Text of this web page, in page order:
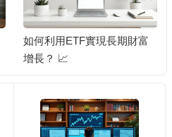
如何利用ETF實現長期財富
增長？ 📈